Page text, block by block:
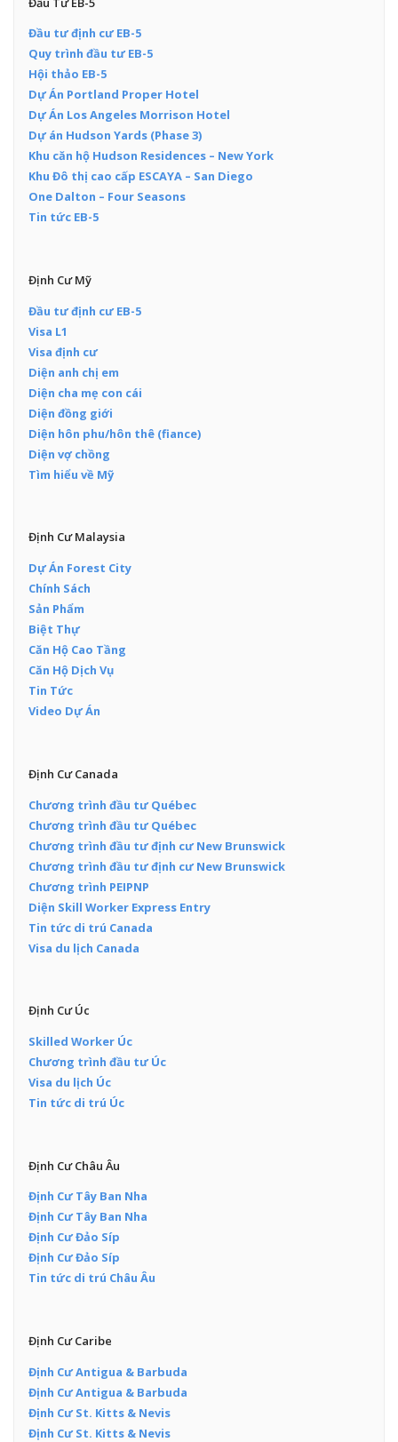
Đầu tư định cư EB-5
Quy trình đầu tư EB-5
Hội thảo EB-5
Dự Án Portland Proper Hotel
Dự Án Los Angeles Morrison Hotel
Dự án Hudson Yards (Phase 3)
Khu căn hộ Hudson Residences – New York
Khu Đô thị cao cấp ESCAYA – San Diego
One Dalton – Four Seasons
Tin tức EB-5
Định Cư Mỹ
Đầu tư định cư EB-5
Visa L1
Visa định cư
Diện anh chị em
Diện cha mẹ con cái
Diện đồng giới
Diện hôn phu/hôn thê (fiance)
Diện vợ chồng
Tìm hiểu về Mỹ
Định Cư Malaysia
Dự Án Forest City
Chính Sách
Sản Phẩm
Biệt Thự
Căn Hộ Cao Tầng
Căn Hộ Dịch Vụ
Tin Tức
Video Dự Án
Định Cư Canada
Chương trình đầu tư Québec
Chương trình đầu tư Québec
Chương trình đầu tư định cư New Brunswick
Chương trình đầu tư định cư New Brunswick
Chương trình PEIPNP
Diện Skill Worker Express Entry
Tin tức di trú Canada
Visa du lịch Canada
Định Cư Úc
Skilled Worker Úc
Chương trình đầu tư Úc
Visa du lịch Úc
Tin tức di trú Úc
Định Cư Châu Âu
Định Cư Tây Ban Nha
Định Cư Tây Ban Nha
Định Cư Đảo Síp
Định Cư Đảo Síp
Tin tức di trú Châu Âu
Định Cư Caribe
Định Cư Antigua & Barbuda
Định Cư Antigua & Barbuda
Định Cư St. Kitts & Nevis
Định Cư St. Kitts & Nevis